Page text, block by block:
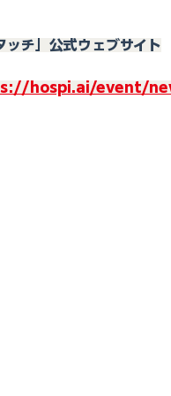
ッチ」公式ウェブサイト
hospi.ai/event/